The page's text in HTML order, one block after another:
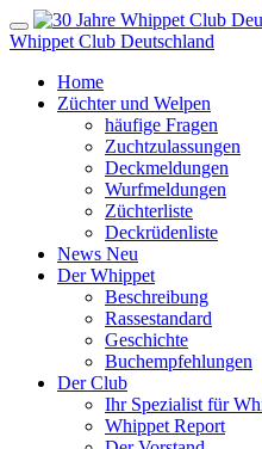
Whippet Club Deutschland
Home
Züchter und Welpen
häufige Fragen
Zuchtzulassungen
Deckmeldungen
Wurfmeldungen
Züchterliste
Deckrüdenliste
News Neu
Der Whippet
Beschreibung
Rassestandard
Geschichte
Buchempfehlungen
Der Club
Ihr Spezialist für
Whippet Report